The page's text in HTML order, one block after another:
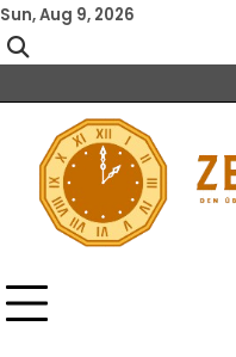
Skip
to
content
Sun, Aug 9, 2026